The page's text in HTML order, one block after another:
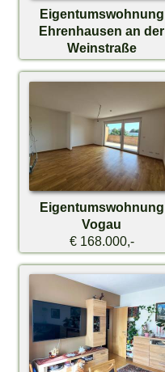
Eigentumswohnung
Ehrenhausen an der
Weinstraße
€ 99.000,-
Eigentumswohnung
Vogau
€ 168.000,-